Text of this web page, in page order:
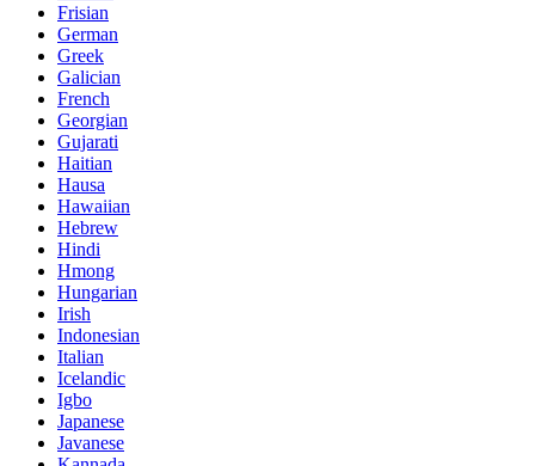
Frisian
German
Greek
Galician
French
Georgian
Gujarati
Haitian
Hausa
Hawaiian
Hebrew
Hindi
Hmong
Hungarian
Irish
Indonesian
Italian
Icelandic
Igbo
Japanese
Javanese